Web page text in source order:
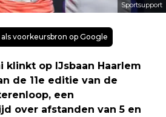
Sportsupport
voorkeursbron op Google
klinkt op IJsbaan Haarlem
de 11e editie van de
een
over afstanden van 5 en